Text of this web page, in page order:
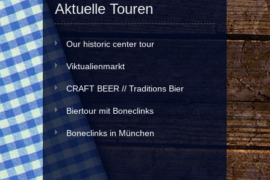
Aktuelle Touren
Our historic center tour
Viktualienmarkt
CRAFT BEER // Traditions Bier
Biertour mit Boneclinks
Boneclinks in München